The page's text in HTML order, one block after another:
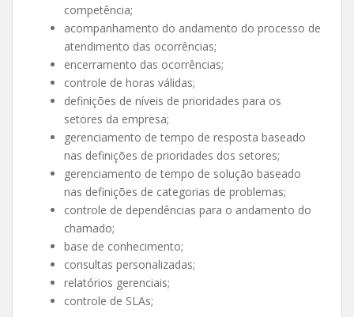
competência;
acompanhamento do andamento do processo de
atendimento das ocorrências;
encerramento das ocorrências;
controle de horas válidas;
definições de níveis de prioridades para os
setores da empresa;
gerenciamento de tempo de resposta baseado
nas definições de prioridades dos setores;
gerenciamento de tempo de solução baseado
nas definições de categorias de problemas;
controle de dependências para o andamento do
chamado;
base de conhecimento;
consultas personalizadas;
relatórios gerenciais;
controle de SLAs;